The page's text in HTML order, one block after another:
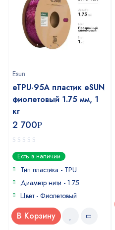
Esun
eTPU-95A пластик eSUN
фиолетовый 1.75 мм, 1
кг
2 700Р
0
out
of
Есть в наличии
Тип пластика - TPU
Диаметр нити - 1.75
Цвет - Фиолетовый
В Корзину